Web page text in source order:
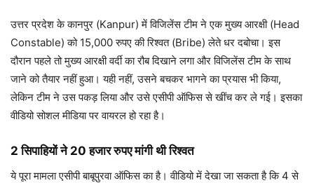
उत्तर प्रदेश के कानपुर (Kanpur) में विजिलेंस टीम ने एक मुख्य आरक्षी (Head
Constable) को 15,000 रुपए की रिश्वत (Bribe) लेते धर दबोचा। इस
दौरान पहले तो मुख्य आरक्षी वर्दी का रौब दिखाने लगा और विजिलेंस टीम के साथ
जाने को तैयार नहीं हुआ। यही नहीं, उसने बचकर भागने का प्रयास भी किया,
लेकिन टीम ने उस पकड़ लिया और उसे एसीपी ऑफिस से खींच कर ले गई। इसका
वीडियो सोशल मीडिया पर वायरल हो रहा है।
2 सिपाहियों ने 20 हजार रुपए मांगी थी रिश्वत
ये पूरा मामला एसीपी बाबूपुरवा ऑफिस का है। वीडियो में देखा जा सकता है कि 4 से